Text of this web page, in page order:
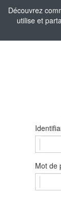
Découvrez
utilise et
Mot de